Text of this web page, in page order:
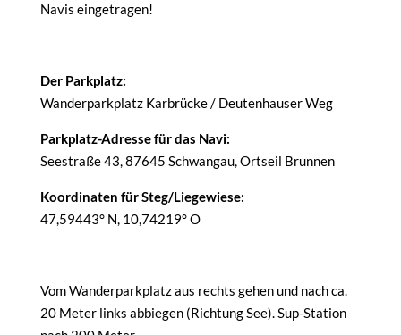
Navis eingetragen!
Der Parkplatz:
Wanderparkplatz Karbrücke / Deutenhauser Weg
Parkplatz-Adresse für das Navi:
Seestraße 43, 87645 Schwangau, Ortseil Brunnen
Koordinaten für Steg/Liegewiese:
47,59443° N, 10,74219° O
Vom Wanderparkplatz aus rechts gehen und nach ca.
20 Meter links abbiegen (Richtung See). Sup-Station